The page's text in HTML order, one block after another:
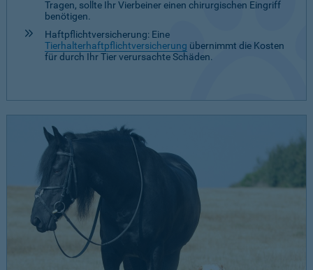
Tragen, sollte Ihr Vierbeiner einen chirurgischen Eingriff
benötigen.
Haftpflichtversicherung: Eine
Tierhalterhaftpflichtversicherung übernimmt die Kosten
für durch Ihr Tier verursachte Schäden.